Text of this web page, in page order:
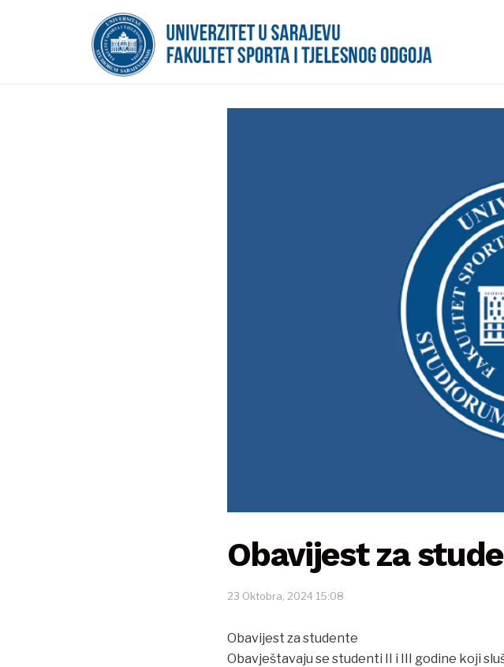
Obavijest za
23 Oktobra, 2024 15:08
Obavijest za studente
Obavještavaju se studenti II i III godine koji